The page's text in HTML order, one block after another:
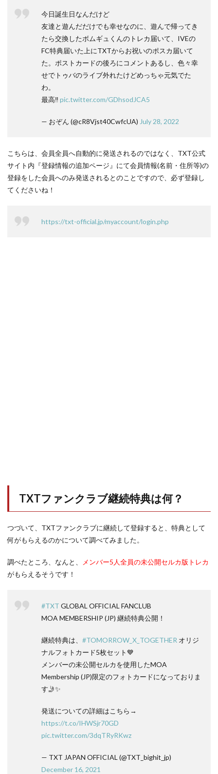
今日誕生日なんだけど
友達と遊んだだけでも幸せなのに、遊んで帰ってき
たら交換したボムギュくんのトレカ届いて、IVEの
FC特典届いた上にTXTからお祝いのポスカ届いて
た。ポストカードの後ろにコメントあるし、色々幸
せでトゥバのライブ外れたけどめっちゃ元気でた
わ。
最高‼️ pic.twitter.com/GDhsodJCA5
— おぞん (@cR8Vjst40CwfcUA) July 28, 2022
こちらは、会員全員へ自動的に発送されるのではなく、TXT公式
サイト内『登録情報の追加ページ』にて会員情報(名前・住所等)の
登録をした会員へのみ発送されるとのことですので、必ず登録し
てくださいね！
https://txt-official.jp/myaccount/login.php
TXTファンクラブ継続特典は何？
つづいて、TXTファンクラブに継続して登録すると、特典として
何がもらえるのかについて調べてみました。
調べたところ、なんと、
メンバー5人全員の未公開セルカ版トレカ
がもらえるそうです！
#TXT GLOBAL OFFICIAL FANCLUB
MOA MEMBERSHIP (JP) 継続特典公開！
継続特典は、 #TOMORROW_X_TOGETHER オリジ
ナルフォトカード5枚セット💙
メンバーの未公開セルカを使用したMOA
Membership (JP)限定のフォトカードになっておりま
す🤳✨
発送についての詳細はこちら→
https://t.co/IHWSjr70GD
pic.twitter.com/3dqTRyRKwz
— TXT JAPAN OFFICIAL (@TXT_bighit_jp)
December 16, 2021